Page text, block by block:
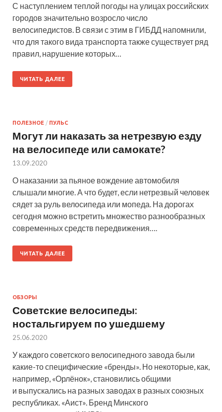
С наступлением теплой погоды на улицах российских
городов значительно возросло число
велосипедистов. В связи с этим в ГИБДД напомнили,
что для такого вида транспорта также существует ряд
правил, нарушение которых…
ЧИТАТЬ ДАЛЕЕ
ПОЛЕЗНОЕ / ПУЛЬС
Могут ли наказать за нетрезвую езду
на велосипеде или самокате?
13.09.2020
О наказании за пьяное вождение автомобиля
слышали многие. А что будет, если нетрезвый человек
сядет за руль велосипеда или мопеда. На дорогах
сегодня можно встретить множество разнообразных
современных средств передвижения….
ЧИТАТЬ ДАЛЕЕ
ОБЗОРЫ
Советские велосипеды:
ностальгируем по ушедшему
25.06.2020
У каждого советского велосипедного завода были
какие-то специфические «бренды». Но некоторые, как,
например, «Орлёнок», становились общими
и выпускались на разных заводах в разных союзных
республиках. «Аист». Бренд Минского